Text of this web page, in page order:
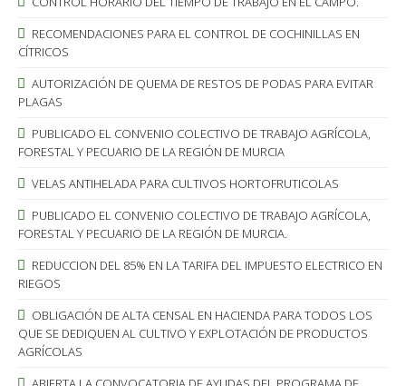
RECOMENDACIONES PARA EL CONTROL DE COCHINILLAS EN
CÍTRICOS
AUTORIZACIÓN DE QUEMA DE RESTOS DE PODAS PARA EVITAR
PLAGAS
PUBLICADO EL CONVENIO COLECTIVO DE TRABAJO AGRÍCOLA,
FORESTAL Y PECUARIO DE LA REGIÓN DE MURCIA
VELAS ANTIHELADA PARA CULTIVOS HORTOFRUTICOLAS
PUBLICADO EL CONVENIO COLECTIVO DE TRABAJO AGRÍCOLA,
FORESTAL Y PECUARIO DE LA REGIÓN DE MURCIA.
REDUCCION DEL 85% EN LA TARIFA DEL IMPUESTO ELECTRICO EN
RIEGOS
OBLIGACIÓN DE ALTA CENSAL EN HACIENDA PARA TODOS LOS
QUE SE DEDIQUEN AL CULTIVO Y EXPLOTACIÓN DE PRODUCTOS
AGRÍCOLAS